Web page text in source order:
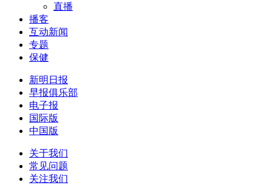
直播
播客
互动新闻
专题
保健
新明日报
早报俱乐部
电子报
国际版
中国版
关于我们
常见问题
关注我们